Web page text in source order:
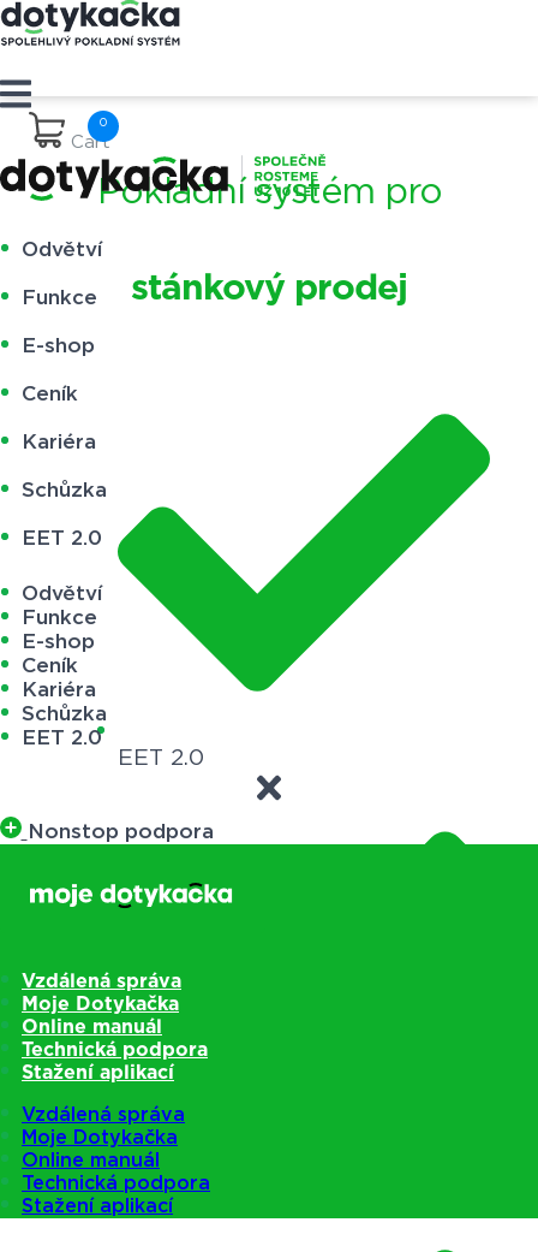
Cart
Odvětví
Funkce
E-shop
Ceník
Kariéra
Schůzka
EET 2.0
Odvětví
Funkce
E-shop
Ceník
Kariéra
Schůzka
EET 2.0
Nonstop podpora
Vzdálená správa
Moje Dotykačka
Online manuál
Technická podpora
Stažení aplikací
Vzdálená správa
Moje Dotykačka
Online manuál
Technická podpora
Stažení aplikací
Pokladní systém pro
stánkový prodej
EET 2.0
Ušetřete čas